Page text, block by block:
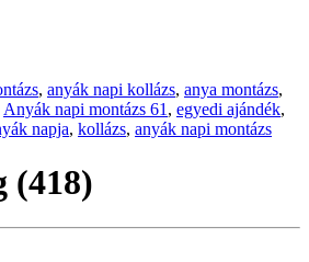
, anyák napi kollázs, anya montázs,
Anyák napi montázs 61 , egyedi ajándék,
napja, kollázs, anyák napi montázs
(418)